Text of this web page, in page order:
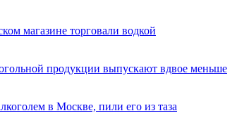
магазине торговали водкой
продукции выпускают вдвое меньше
в Москве, пили его из таза